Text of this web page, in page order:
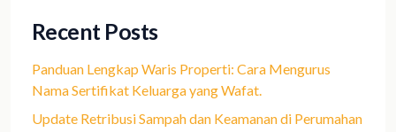
Recent Posts
Panduan Lengkap Waris Properti: Cara Mengurus
Nama Sertifikat Keluarga yang Wafat.
Update Retribusi Sampah dan Keamanan di Perumahan